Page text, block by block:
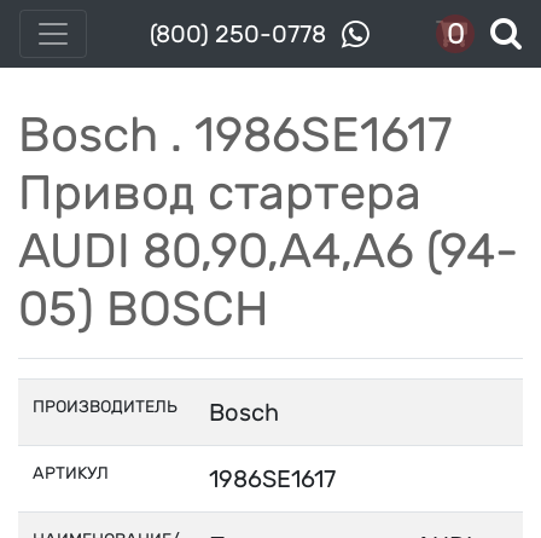
(800) 250-0778 0
Bosch . 1986SE1617
Привод стартера
AUDI 80,90,A4,A6 (94-
05) BOSCH
ПРОИЗВОДИТЕЛЬ Bosch
АРТИКУЛ 1986SE1617